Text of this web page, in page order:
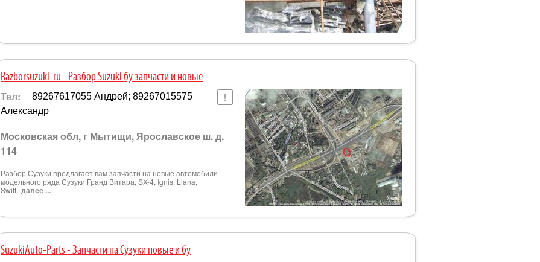
Razborsuzuki-ru - Разбор Suzuki бу запчасти и новые
Тел:
89267617055 Андрей; 89267015575
Александр
Московская обл, г Мытищи, Ярославское ш. д.
114
Разбор Сузуки предлагает вам запчасти на новые автомобили
модельного ряда Сузуки Гранд Витара, SX-4, Ignis, Liana,
Swift. далее ...
SuzukiAuto-Parts - Запчасти на Сузуки новые и бу